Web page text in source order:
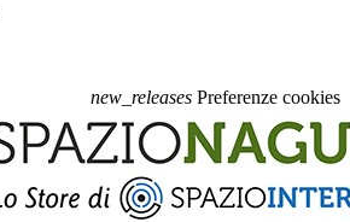
new_releases Preferenze cookies